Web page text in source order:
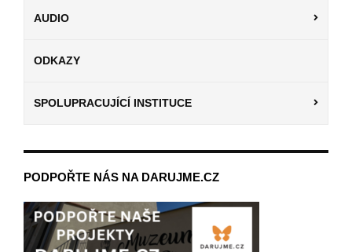
AUDIO
ODKAZY
SPOLUPRACUJÍCÍ INSTITUCE
PODPOŘTE NÁS NA DARUJME.CZ